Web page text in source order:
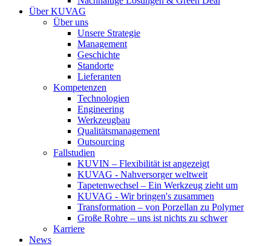
Über KUVAG
Über uns
Unsere Strategie
Management
Geschichte
Standorte
Lieferanten
Kompetenzen
Technologien
Engineering
Werkzeugbau
Qualitätsmanagement
Outsourcing
Fallstudien
KUVIN – Flexibilität ist angezeigt
KUVAG - Nahversorger weltweit
Tapetenwechsel – Ein Werkzeug zieht um
KUVAG - Wir bringen's zusammen
Transformation – von Porzellan zu Polymer
Große Rohre – uns ist nichts zu schwer
Karriere
News